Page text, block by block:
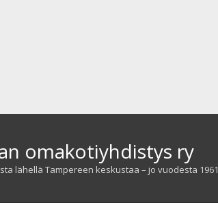
omakotiyhdistys ry
lähellä Tampereen keskustaa – jo vuodesta 1961